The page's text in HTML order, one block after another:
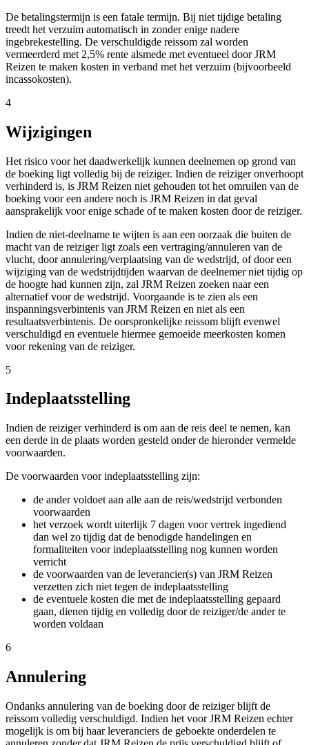
De betalingstermijn is een fatale termijn. Bij niet tijdige betaling
treedt het verzuim automatisch in zonder enige nadere
ingebrekestelling. De verschuldigde reissom zal worden
vermeerderd met 2,5% rente alsmede met eventueel door JRM
Reizen te maken kosten in verband met het verzuim (bijvoorbeeld
incassokosten).
4
Wijzigingen
Het risico voor het daadwerkelijk kunnen deelnemen op grond van
de boeking ligt volledig bij de reiziger. Indien de reiziger onverhoopt
verhinderd is, is JRM Reizen niet gehouden tot het omruilen van de
boeking voor een andere noch is JRM Reizen in dat geval
aansprakelijk voor enige schade of te maken kosten door de reiziger.
Indien de niet-deelname te wijten is aan een oorzaak die buiten de
macht van de reiziger ligt zoals een vertraging/annuleren van de
vlucht, door annulering/verplaatsing van de wedstrijd, of door een
wijziging van de wedstrijdtijden waarvan de deelnemer niet tijdig op
de hoogte had kunnen zijn, zal JRM Reizen zoeken naar een
alternatief voor de wedstrijd. Voorgaande is te zien als een
inspanningsverbintenis van JRM Reizen en niet als een
resultaatsverbintenis. De oorspronkelijke reissom blijft evenwel
verschuldigd en eventuele hiermee gemoeide meerkosten komen
voor rekening van de reiziger.
5
Indeplaatsstelling
Indien de reiziger verhinderd is om aan de reis deel te nemen, kan
een derde in de plaats worden gesteld onder de hieronder vermelde
voorwaarden.
De voorwaarden voor indeplaatsstelling zijn:
de ander voldoet aan alle aan de reis/wedstrijd verbonden
voorwaarden
het verzoek wordt uiterlijk 7 dagen voor vertrek ingediend
dan wel zo tijdig dat de benodigde handelingen en
formaliteiten voor indeplaatsstelling nog kunnen worden
verricht
de voorwaarden van de leverancier(s) van JRM Reizen
verzetten zich niet tegen de indeplaatsstelling
de eventuele kosten die met de indeplaatsstelling gepaard
gaan, dienen tijdig en volledig door de reiziger/de ander te
worden voldaan
6
Annulering
Ondanks annulering van de boeking door de reiziger blijft de
reissom volledig verschuldigd. Indien het voor JRM Reizen echter
mogelijk is om bij haar leveranciers de geboekte onderdelen te